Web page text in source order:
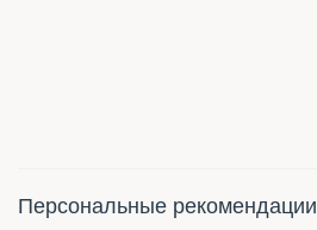
Персональные рекомендации